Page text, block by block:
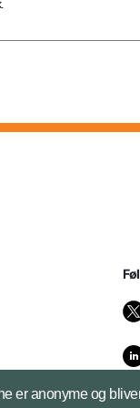
er anonyme og